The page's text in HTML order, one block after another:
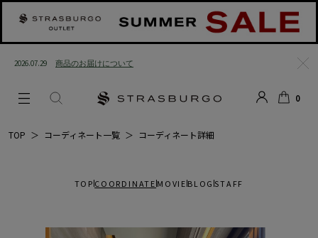
2026.07.29 商品のお届けについて
る
0
TOP ＞ コーディネート一覧 ＞ コーディネート詳細
TOP COORDINATE MOVIE BLOG STAFF